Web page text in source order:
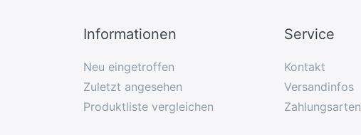
Informationen
Neu eingetroffen
Zuletzt angesehen
Produktliste vergleichen
Service
Kontakt
Versandinfos
Zahlungsarten